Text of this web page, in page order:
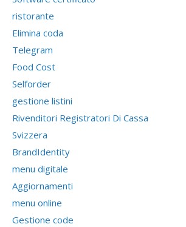
ristorante
Elimina coda
Telegram
Food Cost
Selforder
gestione listini
Rivenditori Registratori Di Cassa
Svizzera
BrandIdentity
menu digitale
Aggiornamenti
menu online
Gestione code